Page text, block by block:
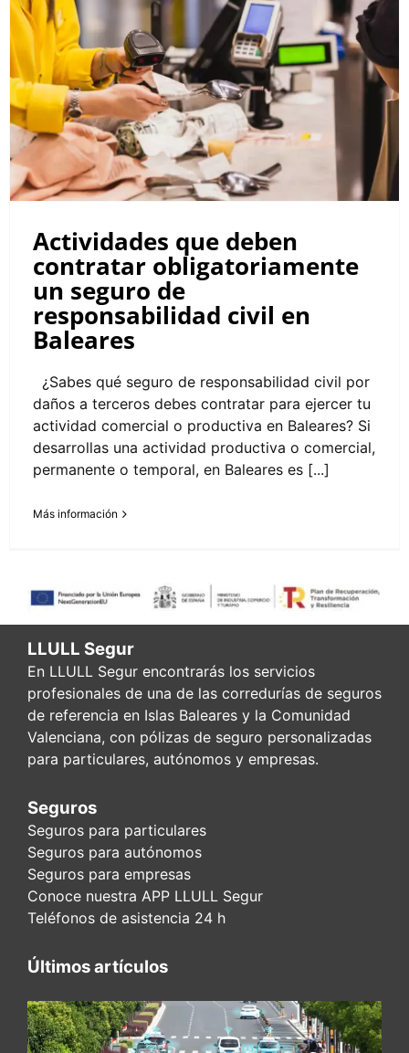
Actividades que deben contratar
obligatoriamente un seguro de
responsabilidad civil en Baleares
Actividades que deben
contratar obligatoriamente
un seguro de
responsabilidad civil en
Baleares
¿Sabes qué seguro de responsabilidad civil por
daños a terceros debes contratar para ejercer tu
actividad comercial o productiva en Baleares? Si
desarrollas una actividad productiva o comercial,
permanente o temporal, en Baleares es [...]
Más información
LLULL Segur
En LLULL Segur encontrarás los servicios
profesionales de una de las corredurías de seguros
de referencia en Islas Baleares y la Comunidad
Valenciana, con pólizas de seguro personalizadas
para particulares, autónomos y empresas.
Seguros
Seguros para particulares
Seguros para autónomos
Seguros para empresas
Conoce nuestra APP LLULL Segur
Teléfonos de asistencia 24 h
Últimos artículos